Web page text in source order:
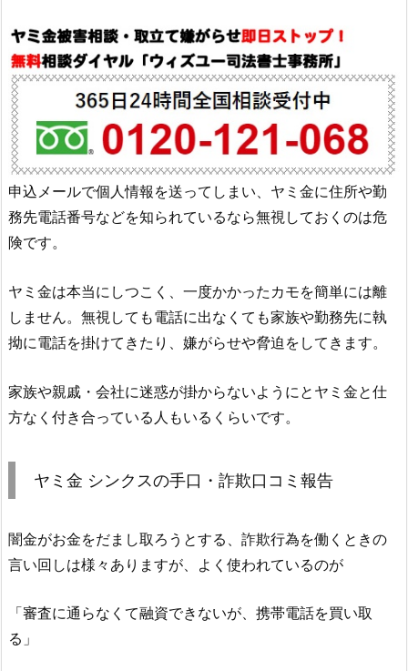
申込メールで個人情報を送ってしまい、ヤミ金に住所や勤
務先電話番号などを知られているなら無視しておくのは危
険です。
ヤミ金は本当にしつこく、一度かかったカモを簡単には離
しません。無視しても電話に出なくても家族や勤務先に執
拗に電話を掛けてきたり、嫌がらせや脅迫をしてきます。
家族や親戚・会社に迷惑が掛からないようにとヤミ金と仕
方なく付き合っている人もいるくらいです。
ヤミ金 シンクスの手口・詐欺口コミ報告
闇金がお金をだまし取ろうとする、詐欺行為を働くときの
言い回しは様々ありますが、よく使われているのが
「審査に通らなくて融資できないが、携帯電話を買い取
る」